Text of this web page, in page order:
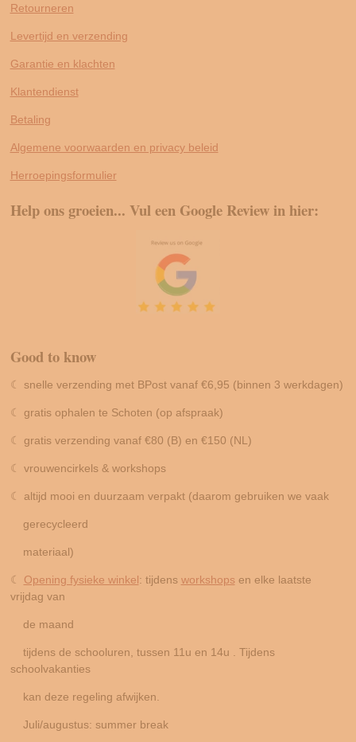
Retourneren
Levertijd en verzending
Garantie en klachten
Klantendienst
Betaling
Algemene voorwaarden en privacy beleid
Herroepingsformulier
Help ons groeien... Vul een Google Review in hier:
Good to know
☾ snelle verzending met BPost vanaf €6,95 (binnen 3 werkdagen)
☾ gratis ophalen te Schoten (op afspraak)
☾ gratis verzending vanaf €80 (B) en €150 (NL)
☾ vrouwencirkels & workshops
☾ altijd mooi en duurzaam verpakt (daarom gebruiken we vaak
gerecycleerd
materiaal)
☾ Opening fysieke winkel: tijdens workshops en elke laatste
vrijdag van
de maand
tijdens de schooluren, tussen 11u en 14u . Tijdens
schoolvakanties
kan deze regeling afwijken.
Juli/augustus: summer break